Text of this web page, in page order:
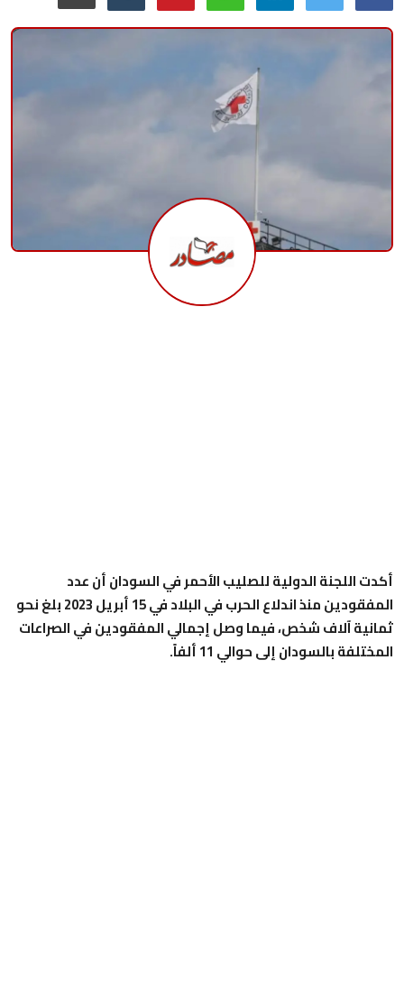
منوعات
حوادث وقضايا
أكدت اللجنة الدولية للصليب الأحمر في السودان أن عدد
المفقودين منذ اندلاع الحرب في البلاد في 15 أبريل 2023 بلغ نحو
ثمانية آلاف شخص، فيما وصل إجمالي المفقودين في الصراعات
المختلفة بالسودان إلى حوالي 11 ألفاً.